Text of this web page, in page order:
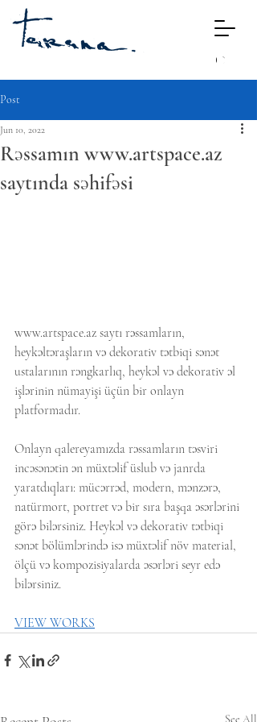
Post
Rəssamın www.artspace.az
saytında səhifəsi
Jun 10, 2022
www.artspace.az saytı rəssamların,
heykəltəraşların və dekorativ tətbiqi sənət
ustalarının rəngkarlıq, heykəl və dekorativ əl
işlərinin nümayişi üçün bir onlayn
platformadır.
Onlayn qalereyamızda rəssamların təsviri
incəsənətin ən müxtəlif üslub və janrda
yaratdıqları: mücərrəd, modern, mənzərə,
natürmort, portret və bir sıra başqa əsərlərini
görə bilərsiniz. Heykəl və dekorativ tətbiqi
sənət bölümlərində isə müxtəlif növ material,
ölçü və kompozisiyalarda əsərləri seyr edə
bilərsiniz.
VIEW WORKS